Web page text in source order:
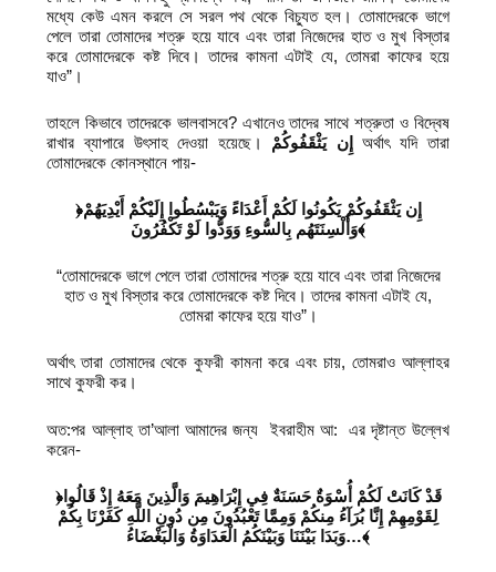
মধ্যে কেউ এমন করলে সে সরল পথ থেকে বিচ্যুত হল। তোমাদেরকে ভাগে
পেলে তারা তোমাদের শত্রু হয়ে যাবে এবং তারা নিজেদের হাত ও মুখ বিস্তার
করে তোমাদেরকে কষ্ট দিবে। তাদের কামনা এটাই যে, তোমরা কাফের হয়ে
যাও”।
তাহলে কিভাবে তাদেরকে ভালবাসবে? এখানেও তাদের সাথে শত্রুতা ও বিদ্বেষ
রাখার ব্যাপারে উৎসাহ দেওয়া হয়েছে। إِن يَثْقَفُوكُمْ
অর্থাৎ যদি তারা
তোমাদেরকে কোনস্থানে পায়-
﴿إِن يَثْقَفُوكُمْ يَكُونُوا لَكُمْ أَعْدَاءً وَيَبْسُطُوا إِلَيْكُمْ أَيْدِيَهُمْ
وَأَلْسِنَتَهُم بِالسُّوءِ وَوَدُّوا لَوْ تَكْفُرُونَ﴾
“তোমাদেরকে ভাগে পেলে তারা তোমাদের শত্রু হয়ে যাবে এবং তারা নিজেদের
হাত ও মুখ বিস্তার করে তোমাদেরকে কষ্ট দিবে। তাদের কামনা এটাই যে,
তোমরা কাফের হয়ে যাও”।
অর্থাৎ তারা তোমাদের থেকে কুফরী কামনা করে এবং চায়, তোমরাও আল্লাহর
সাথে কুফরী কর।
অত:পর আল্লাহ তা’আলা আমাদের জন্য ইবরাহীম আ: এর দৃষ্টান্ত উল্লেখ
করেন-
﴿قَدْ كَانَتْ لَكُمْ أُسْوَةٌ حَسَنَةٌ فِي إِبْرَاهِيمَ وَالَّذِينَ مَعَهُ إِذْ قَالُوا
لِقَوْمِهِمْ إِنَّا بُرَآءُ مِنكُمْ وَمِمَّا تَعْبُدُونَ مِن دُونِ اللَّهِ كَفَرْنَا بِكُمْ
وَبَدَا بَيْنَنَا وَبَيْنَكُمُ الْعَدَاوَةُ وَالْبَغْضَاءُ…﴾